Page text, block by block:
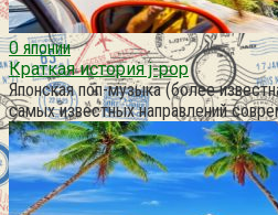
О японии
Краткая история j-pop
Японская поп-музыка (более
самых известных направлений